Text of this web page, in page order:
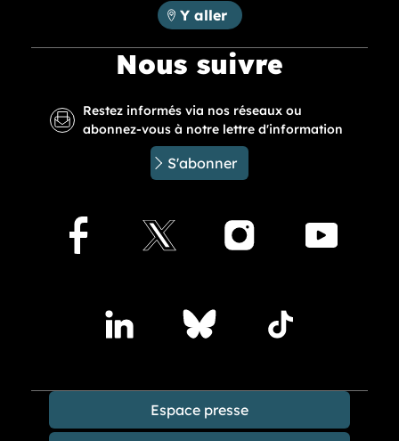
Métropole Rouen Normandie :
Y aller
Nous suivre
Restez informés via nos réseaux ou
abonnez-vous à notre lettre d'information
S'abonner
Facebook
X Instagram
LindedinBlueskyTikTok
Espace presse